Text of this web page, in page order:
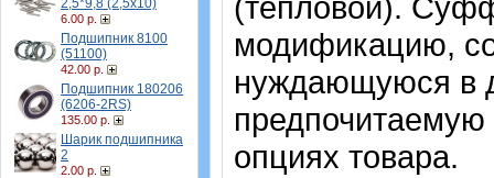
2,5*9,8 (2,5х10)
6.00 р.
Подшипник 8100
(51100)
42.00 р.
Подшипник 180206
(6206-2RS)
135.00 р.
Шарик подшипника
2
2.00 р.
модификацию,
нуждающуюся в
опциях товара.